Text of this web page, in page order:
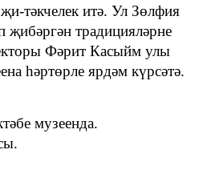
җи-тәкчелек итә. Ул Зөлфия
традицияләрне
Фәрит Касыйм улы
һәртөрле ярдәм күрсәтә.
музеенда.